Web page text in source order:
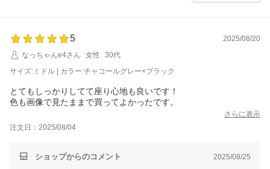
5
2025/08/20
なっちゃんe4さん
女性
30代
サイズ:ミドル | カラー:チャコールグレー×ブラック
とてもしっかりしてて座り心地も良いです！
色も画像で見たままで買ってよかったです。
さらに表示
注文日：2025/08/04
ショップからのコメント 2025/08/25